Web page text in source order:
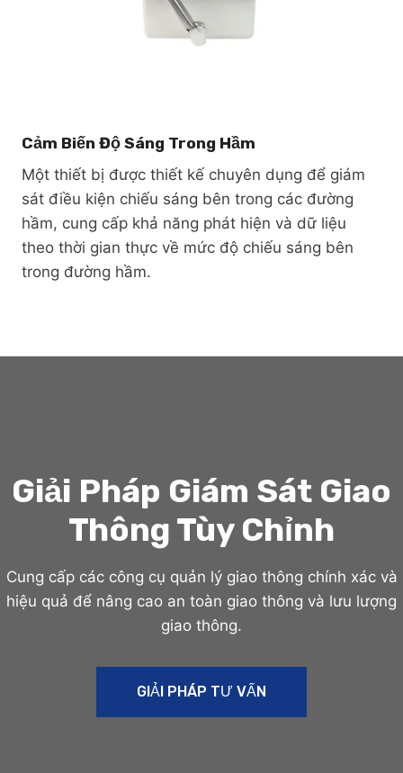
Cảm Biến Độ Sáng Trong Hầm
Một thiết bị được thiết kế chuyên dụng để giám
sát điều kiện chiếu sáng bên trong các đường
hầm, cung cấp khả năng phát hiện và dữ liệu
theo thời gian thực về mức độ chiếu sáng bên
trong đường hầm.
Giải Pháp Giám Sát Giao
Thông Tùy Chỉnh
Cung cấp các công cụ quản lý giao thông chính xác và
hiệu quả để nâng cao an toàn giao thông và lưu lượng
giao thông.
GIẢI PHÁP TƯ VẤN